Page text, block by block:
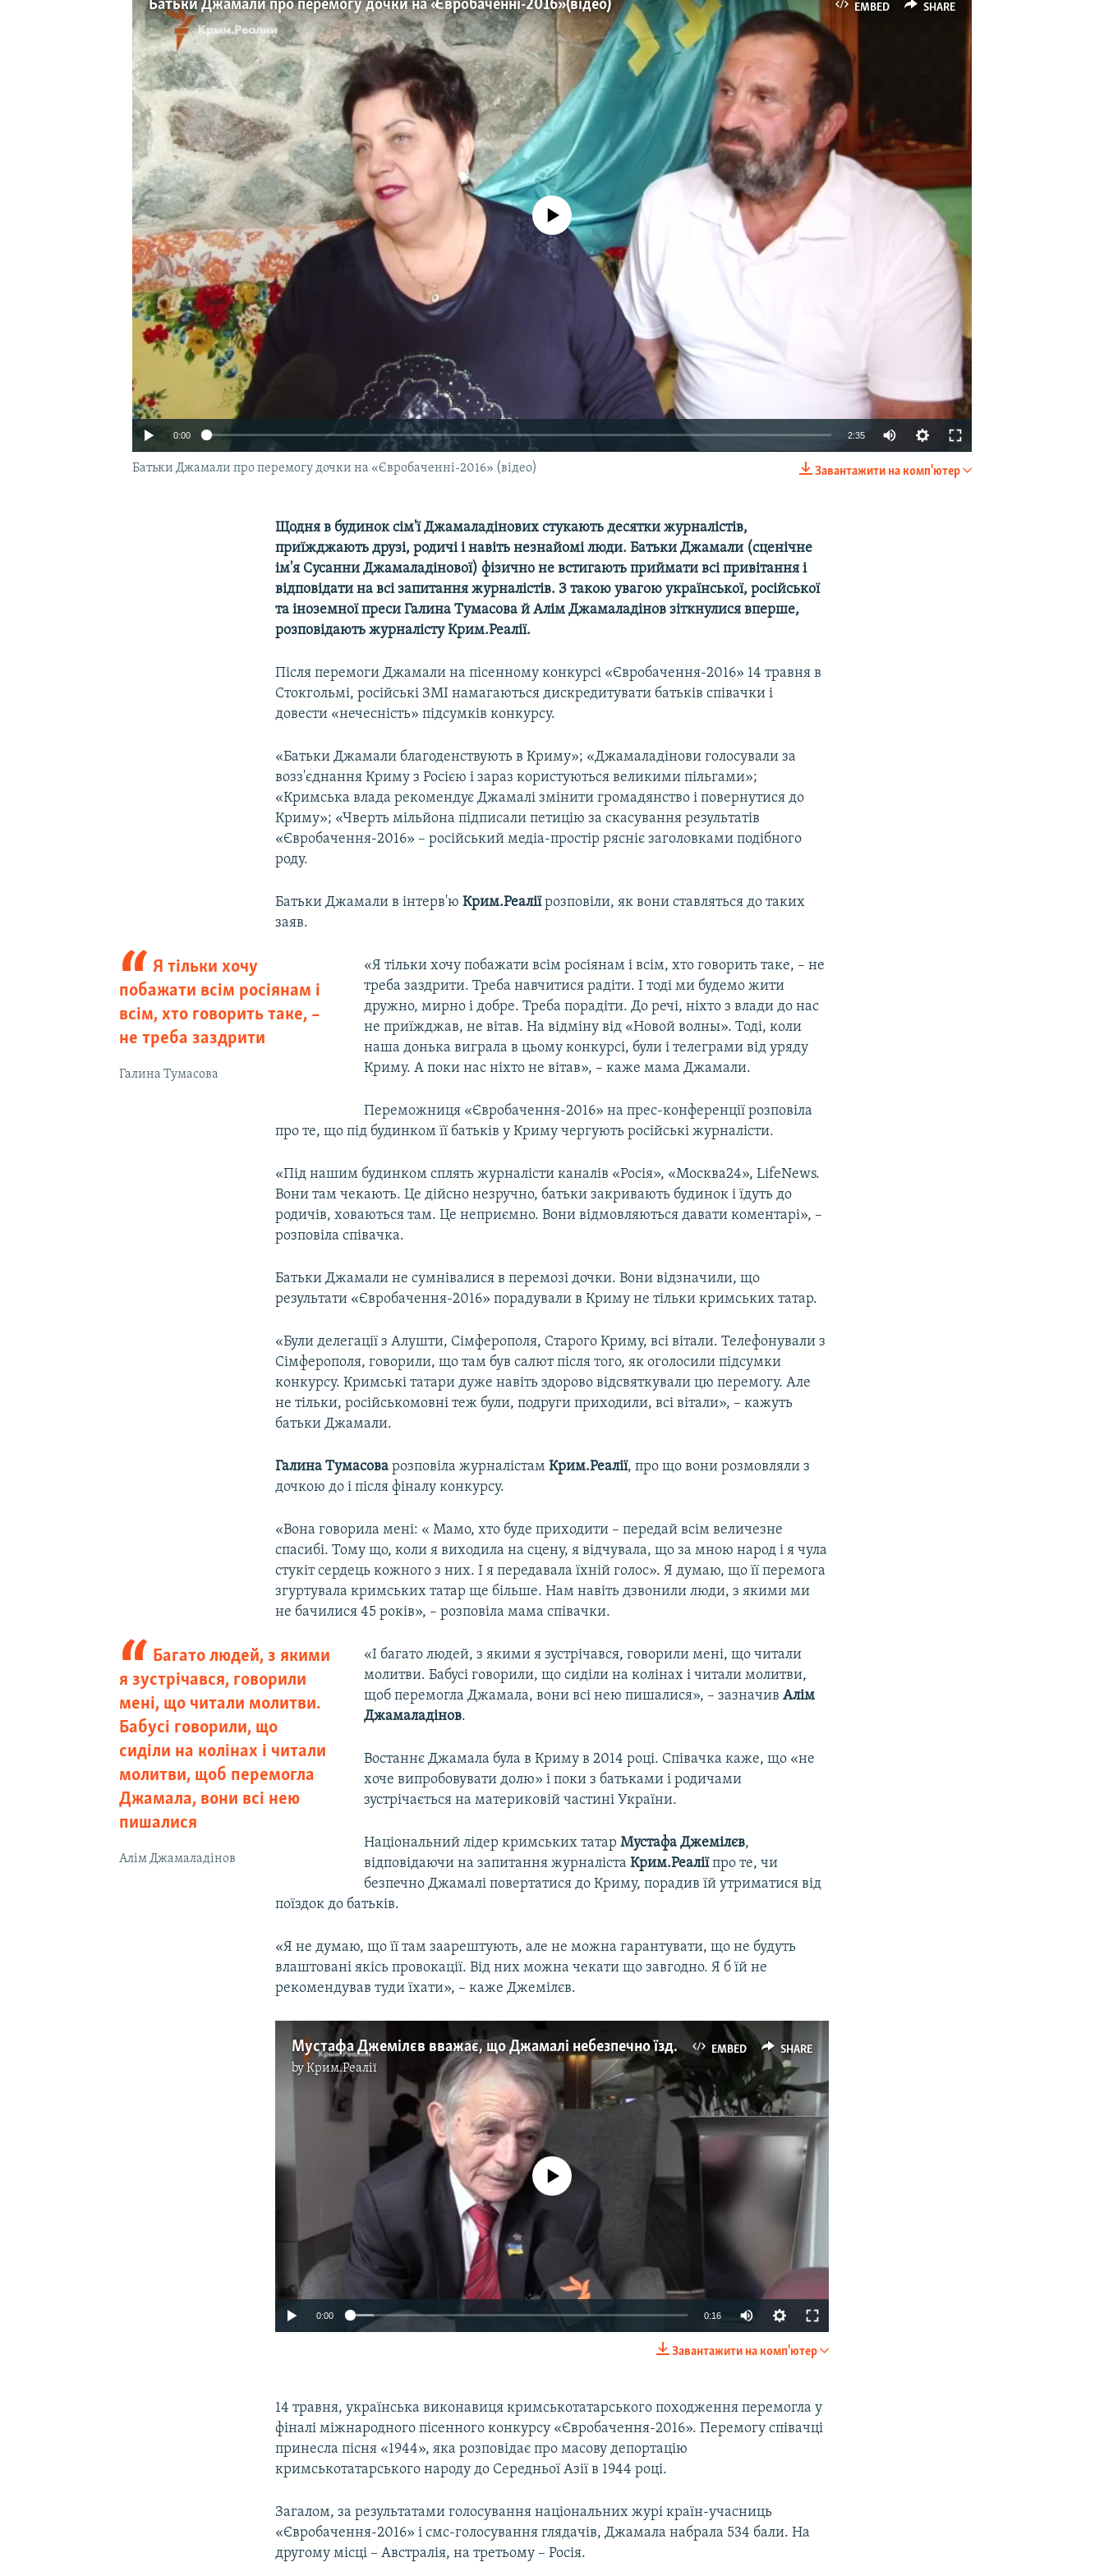
УКРАЇНСЬКА ПРОБЛЕМА КРИМУ
EMBED SHARE
Батьки Джамали про перемогу дочки на «Євробаченні-2016» (відео)
No media source currently available
0:00 2:35
Завантажити на комп'ютер
Батьки Джамали про перемогу дочки на «Євробаченні-2016» (відео)
Щодня в будинок сім'ї Джамаладінових стукають десятки журналістів,
приїжджають друзі, родичі і навіть незнайомі люди. Батьки Джамали (сценічне
ім'я Сусанни Джамаладінової) фізично не встигають приймати всі привітання і
відповідати на всі запитання журналістів. З такою увагою української, російської
та іноземної преси Галина Тумасова й Алім Джамаладінов зіткнулися вперше,
розповідають журналісту Крим.Реалії.
Після перемоги Джамали на пісенному конкурсі «Євробачення-2016» 14 травня в
Стокгольмі, російські ЗМІ намагаються дискредитувати батьків співачки і
довести «нечесність» підсумків конкурсу.
«Батьки Джамали благоденствують в Криму»; «Джамаладінови голосували за
возз'єднання Криму з Росією і зараз користуються великими пільгами»;
«Кримська влада рекомендує Джамалі змінити громадянство і повернутися до
Криму»; «Чверть мільйона підписали петицію за скасування результатів
«Євробачення-2016» – російський медіа-простір рясніє заголовками подібного
роду.
Батьки Джамали в інтерв'юКрим.Реаліїрозповіли, як вони ставляться до таких
заяв.
Я тільки хочу
побажати всім росіянам і
всім, хто говорить таке, –
не треба заздрити
Галина Тумасова
«Я тільки хочу побажати всім росіянам і всім, хто говорить таке, – не
треба заздрити. Треба навчитися радіти. І тоді ми будемо жити
дружно, мирно і добре. Треба порадіти. До речі, ніхто з влади до нас
не приїжджав, не вітав. На відміну від «Новой волны». Тоді, коли
наша донька виграла в цьому конкурсі, були і телеграми від уряду
Криму. А поки нас ніхто не вітав», – каже мама Джамали.
Переможниця «Євробачення-2016» на прес-конференції розповіла
про те, що під будинком її батьків у Криму чергують російські журналісти.
«Під нашим будинком сплять журналісти каналів «Росія», «Москва24», LifeNews.
Вони там чекають. Це дійсно незручно, батьки закривають будинок і їдуть до
родичів, ховаються там. Це неприємно. Вони відмовляються давати коментарі», –
розповіла співачка.
Батьки Джамали не сумнівалися в перемозі дочки. Вони відзначили, що
результати «Євробачення-2016» порадували в Криму не тільки кримських татар.
«Були делегації з Алушти, Сімферополя, Старого Криму, всі вітали. Телефонували з
Сімферополя, говорили, що там був салют після того, як оголосили підсумки
конкурсу. Кримські татари дуже навіть здорово відсвяткували цю перемогу. Але
не тільки, російськомовні теж були, подруги приходили, всі вітали», – кажуть
батьки Джамали.
Галина Тумасова розповіла журналістамКрим.Реалії, про що вони розмовляли з
дочкою до і після фіналу конкурсу.
«Вона говорила мені: « Мамо, хто буде приходити – передай всім величезне
спасибі. Тому що, коли я виходила на сцену, я відчувала, що за мною народ і я чула
стукіт сердець кожного з них. І я передавала їхній голос». Я думаю, що її перемога
згуртувала кримських татар ще більше. Нам навіть дзвонили люди, з якими ми
не бачилися 45 років», – розповіла мама співачки.
Багато людей, з якими
я зустрічався, говорили
мені, що читали молитви.
Бабусі говорили, що
сиділи на колінах і читали
молитви, щоб перемогла
Джамала, вони всі нею
пишалися
Алім Джамаладінов
«І багато людей, з якими я зустрічався, говорили мені, що читали
молитви. Бабусі говорили, що сиділи на колінах і читали молитви,
щоб перемогла Джамала, вони всі нею пишалися», – зазначив Алім
Джамаладінов.
Востаннє Джамала була в Криму в 2014 році. Співачка каже, що «не
хоче випробовувати долю» і поки з батьками і родичами
зустрічається на материковій частині України.
Національний лідер кримських татар Мустафа Джемілєв,
відповідаючи на запитання журналіста Крим.Реаліїпро те, чи
безпечно Джамалі повертатися до Криму, порадив їй утриматися від
поїздок до батьків.
«Я не думаю, що її там заарештують, але не можна гарантувати, що не будуть
влаштовані якісь провокації. Від них можна чекати що завгодно. Я б їй не
рекомендував туди їхати», – каже Джемілєв.
EMBED SHARE
Мустафа Джемілєв вважає, що Джамалі небезпечно їздити в Крим (відео)
byКрим.Реалії
No media source currently available
0:00 0:16
Завантажити на комп'ютер
14 травня, українська виконавиця кримськотатарського походження перемогла у
фіналі міжнародного пісенного конкурсу «Євробачення-2016». Перемогу співачці
принесла пісня «1944», яка розповідає про масову депортацію
кримськотатарського народу до Середньої Азії в 1944 році.
Загалом, за результатами голосування національних журі країн-учасниць
«Євробачення-2016» і смс-голосування глядачів, Джамала набрала 534 бали. На
другому місці – Австралія, на третьому – Росія.